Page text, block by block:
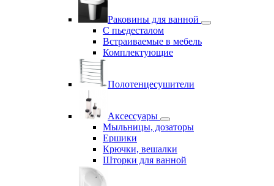
Раковины для ванной
С пьедесталом
Встраиваемые в мебель
Комплектующие
Полотенцесушители
Аксессуары
Мыльницы, дозаторы
Ершики
Крючки, вешалки
Шторки для ванной